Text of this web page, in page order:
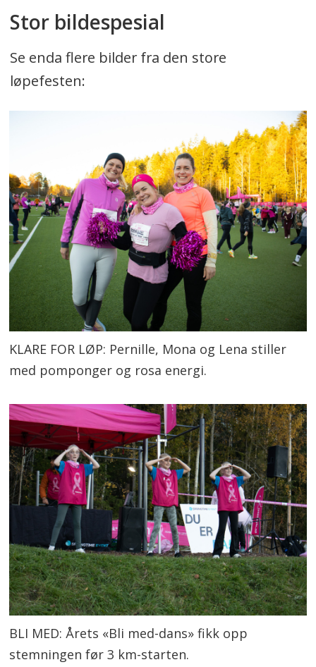
Stor bildespesial
Se enda flere bilder fra den store
løpefesten:
KLARE FOR LØP: Pernille, Mona og Lena stiller
med pomponger og rosa energi.
BLI MED: Årets «Bli med-dans» fikk opp
stemningen før 3 km-starten.